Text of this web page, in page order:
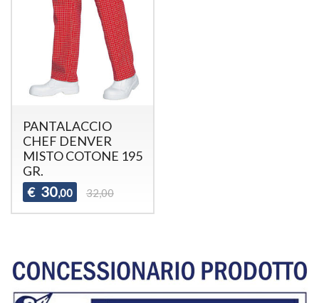
PANTALACCIO
CHEF DENVER
MISTO COTONE 195
GR.
€ 30,00 32,00